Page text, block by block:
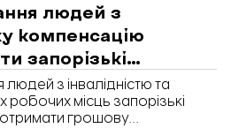
людей з
компенсацію
запорізькі
з інвалідністю та
місць запорізькі
грошову